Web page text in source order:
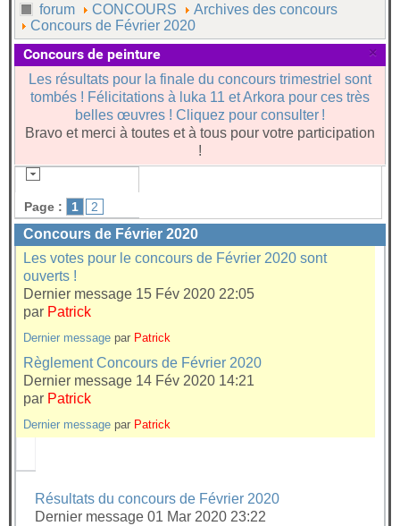
forum CONCOURS
Archives des concours
Concours de Février 2020
×
Concours de peinture
Les résultats pour la finale du concours trimestriel sont
tombés ! Félicitations à luka 11 et Arkora pour ces très
belles œuvres ! Cliquez pour consulter !
Bravo et merci à toutes et à tous pour votre participation
!
Page : 1 2
Concours de Février 2020
Les votes pour le concours de Février 2020 sont
ouverts !
Dernier message 15 Fév 2020 22:05
par Patrick
Dernier message par Patrick
Règlement Concours de Février 2020
Dernier message 14 Fév 2020 14:21
par Patrick
Dernier message par Patrick
Résultats du concours de Février 2020
Dernier message 01 Mar 2020 23:22